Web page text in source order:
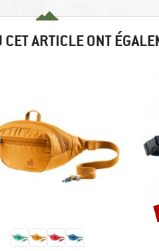
ARTICLE ONT